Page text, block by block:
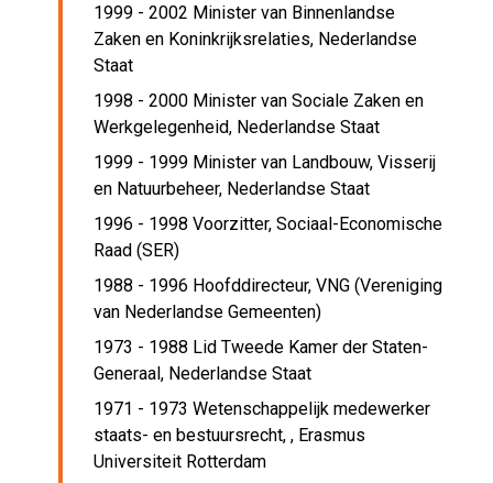
1999 - 2002 Minister van Binnenlandse
Zaken en Koninkrijksrelaties, Nederlandse
Staat
1998 - 2000 Minister van Sociale Zaken en
Werkgelegenheid, Nederlandse Staat
1999 - 1999 Minister van Landbouw, Visserij
en Natuurbeheer, Nederlandse Staat
1996 - 1998 Voorzitter, Sociaal-Economische
Raad (SER)
1988 - 1996 Hoofddirecteur, VNG (Vereniging
van Nederlandse Gemeenten)
1973 - 1988 Lid Tweede Kamer der Staten-
Generaal, Nederlandse Staat
1971 - 1973 Wetenschappelijk medewerker
staats- en bestuursrecht, , Erasmus
Universiteit Rotterdam